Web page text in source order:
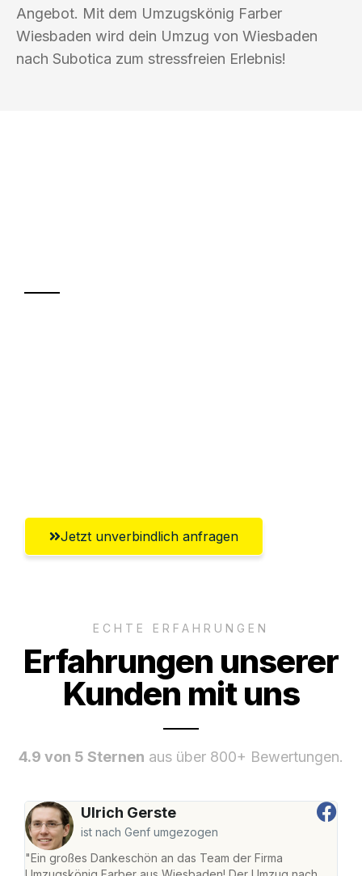
Angebot. Mit dem Umzugskönig Farber
Wiesbaden wird dein Umzug von Wiesbaden
nach Subotica zum stressfreien Erlebnis!
Jetzt unverbindlich anfragen
ECHTE ERFAHRUNGEN
Erfahrungen unserer
Kunden mit uns
4.9 von 5 Sternen aus über 800+ Bewertungen.
Ulrich Gerste
ist nach Genf umgezogen
"Ein großes Dankeschön an das Team der Firma